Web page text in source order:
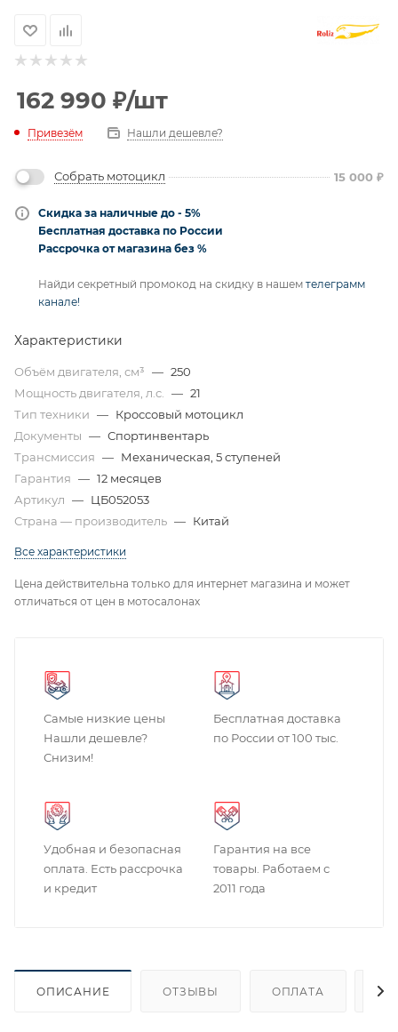
162 990 ₽/шт
Привезём Нашли дешевле?
Собрать мотоцикл 15 000 ₽
Скидка за наличные до - 5%
Бесплатная доставка по России
Рассрочка от магазина без %
Найди секретный промокод на скидку в нашем телеграмм
канале!
Характеристики
Объём двигателя, см³ — 250
Мощность двигателя, л.с. — 21
Тип техники — Кроссовый мотоцикл
Документы — Спортинвентарь
Трансмиссия — Механическая, 5 ступеней
Гарантия — 12 месяцев
Артикул — ЦБ052053
Страна — производитель — Китай
Все характеристики
Цена действительна только для интернет магазина и может
отличаться от цен в мотосалонах
Самые низкие цены
Нашли дешевле?
Снизим!
Бесплатная доставка
по России от 100 тыс.
Удобная и безопасная
оплата. Есть рассрочка
и кредит
Гарантия на все
товары. Работаем с
2011 года
ОПИСАНИЕ ОТЗЫВЫ ОПЛАТА